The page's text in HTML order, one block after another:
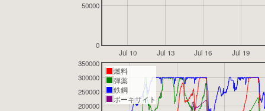
Jul 10 Jul 13 Jul 16 Jul 19
0
50000
200000
250000
300000
350000
燃料
弾薬
鉄鋼
ボーキサイト